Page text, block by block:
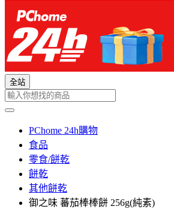
全站
PChome 24h購物
食品
零食/餅乾
餅乾
其他餅乾
御之味 蕃茄棒棒餅 256g(純素)